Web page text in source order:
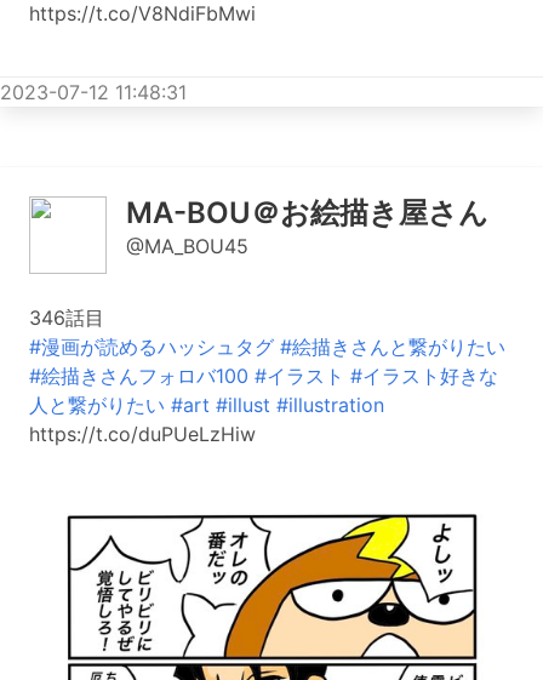
https://t.co/V8NdiFbMwi
2023-07-12 11:48:31
MA-BOU＠お絵描き屋さん
@MA_BOU45
346話目
#漫画が読めるハッシュタグ #絵描きさんと繋がりたい
#絵描きさんフォロバ100 #イラスト #イラスト好きな
人と繋がりたい #art #illust #illustration
https://t.co/duPUeLzHiw